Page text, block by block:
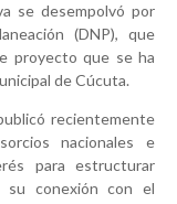
se desempolvó por
(DNP), que
proyecto que se ha
de Cúcuta.
recientemente
nacionales e
para estructurar
conexión con el